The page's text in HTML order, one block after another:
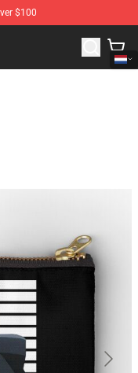
$100
of the Night